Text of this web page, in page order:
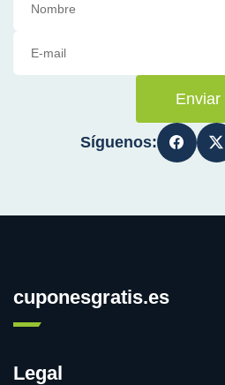
Enviar
Síguenos:
cuponesgratis.es
Legal